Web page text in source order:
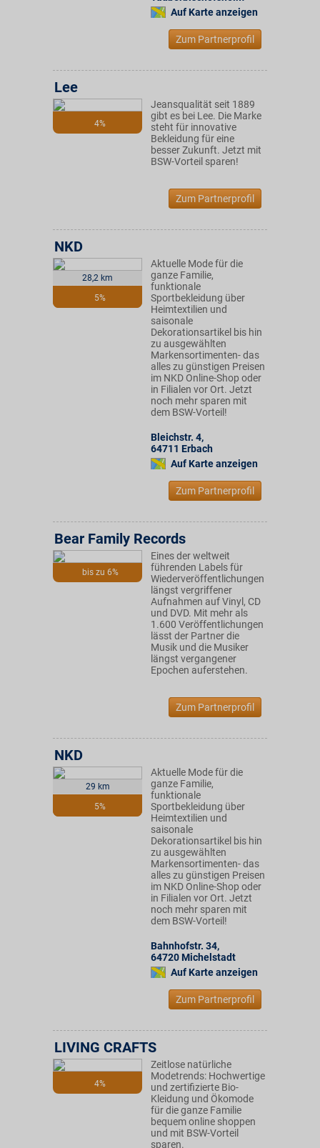
Auf Karte anzeigen
Zum Partnerprofil
4%
Lee
Jeansqualität seit 1889
gibt es bei Lee. Die Marke
steht für innovative
Bekleidung für eine
besser Zukunft. Jetzt mit
BSW-Vorteil sparen!
Zum Partnerprofil
28,2 km
5%
NKD
Aktuelle Mode für die
ganze Familie,
funktionale
Sportbekleidung über
Heimtextilien und
saisonale
Dekorationsartikel bis hin
zu ausgewählten
Markensortimenten- das
alles zu günstigen Preisen
im NKD Online-Shop oder
in Filialen vor Ort. Jetzt
noch mehr sparen mit
dem BSW-Vorteil!
Bleichstr. 4,
64711 Erbach
Auf Karte anzeigen
Zum Partnerprofil
bis zu 6%
Bear Family Records
Eines der weltweit
führenden Labels für
Wiederveröffentlichungen
längst vergriffener
Aufnahmen auf Vinyl, CD
und DVD. Mit mehr als
1.600 Veröffentlichungen
lässt der Partner die
Musik und die Musiker
längst vergangener
Epochen auferstehen.
Zum Partnerprofil
29 km
5%
NKD
Aktuelle Mode für die
ganze Familie,
funktionale
Sportbekleidung über
Heimtextilien und
saisonale
Dekorationsartikel bis hin
zu ausgewählten
Markensortimenten- das
alles zu günstigen Preisen
im NKD Online-Shop oder
in Filialen vor Ort. Jetzt
noch mehr sparen mit
dem BSW-Vorteil!
Bahnhofstr. 34,
64720 Michelstadt
Auf Karte anzeigen
Zum Partnerprofil
4%
LIVING CRAFTS
Zeitlose natürliche
Modetrends: Hochwertige
und zertifizierte Bio-
Kleidung und Ökomode
für die ganze Familie
bequem online shoppen
und mit BSW-Vorteil
sparen.